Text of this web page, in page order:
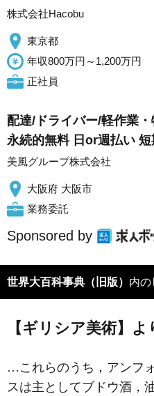
株式会社Hacobu
東京都
年収800万円～1,200万円
正社員
配達/ドライバー/軽作業
永続的無料 日or週払い
美風グループ株式会社
大阪府 大阪市
業務委託
Sponsored by
世界大百科事典（旧版） 内の
【ギリシア美術】よ
…これらのうち，アンフ
スは主としてブドウ酒，